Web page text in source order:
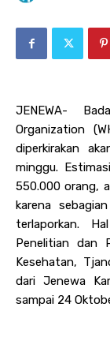
JENEWA-
Organization
diperkirakan
minggu.
550.000 orang,
karena
terlaporkan.
Penelitian dan
Kesehatan,
dari Jenewa
sampai 24